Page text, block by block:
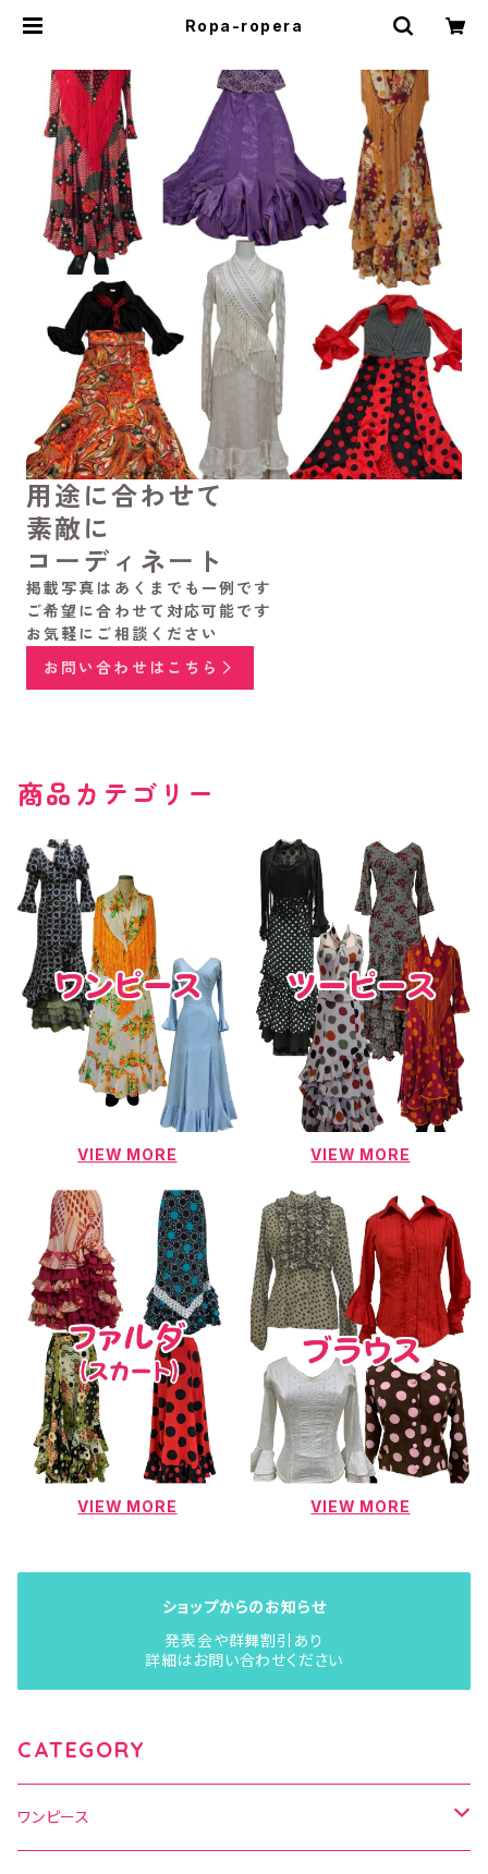
Ropa-ropera
用途に合わせて
素敵に
コーディネート
掲載写真はあくまでも一例です
ご希望に合わせて対応可能です
お気軽にご相談ください
お問い合わせはこちら
商品カテゴリー
VIEW MORE VIEW MORE
VIEW MORE VIEW MORE
ショップからのお知らせ
発表会や群舞割引あり
詳細はお問い合わせください
CATEGORY
ワンピース